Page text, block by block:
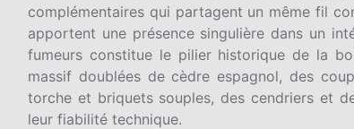
complémentaires qui partagent un même fil
apportent une présence singulière dans un
fumeurs constitue le pilier historique de la
massif doublées de cèdre espagnol, des
torche et briquets souples, des cendriers et
leur fiabilité technique.